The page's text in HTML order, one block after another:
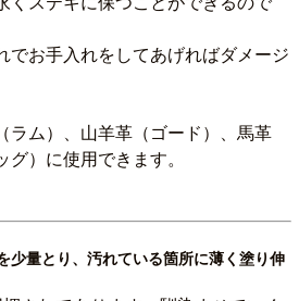
でお手入れをしてあげればダメージ
ラム）、山羊革（ゴード）、馬革
グ）に使用できます。
少量とり、汚れている箇所に薄く塗り伸